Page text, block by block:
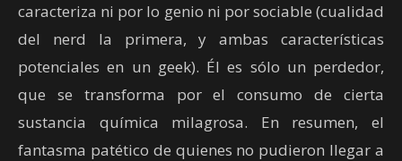
caracteriza ni por lo genio ni por sociable (cualidad
del nerd la primera, y ambas características
potenciales en un geek). Él es sólo un perdedor,
que se transforma por el consumo de cierta
sustancia química milagrosa. En resumen, el
fantasma patético de quienes no pudieron llegar a